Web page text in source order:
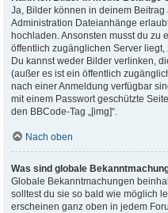
Ja, Bilder können in deinem
Administration Dateianhänge
hochladen. Ansonsten musst du zu
öffentlich zugänglichen Server
Du kannst weder Bilder verlinken,
(außer es ist ein öffentlich
nach einer Anmeldung verfügbar
mit einem Passwort geschützte
den BBCode-Tag „[img]“.
Nach oben
Was sind globale
Globale Bekanntmachungen
solltest du sie so bald wie möglich
erscheinen ganz oben in jedem